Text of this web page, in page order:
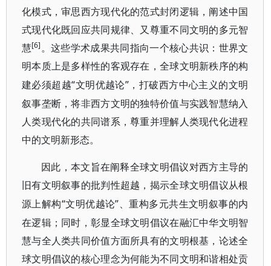
化模式，审思西方现代化的范式封闭逻辑，阐述中国
式现代化既回应共同规律、又尊重不同文明的多元智
慧[6] 。这些学术成果共同指向一个核心共识：世界文
明本质上是多样性的客观存在，全球文明新秩序的构
建必须超越“文明优越论”，打破西方中心主义的文明
叙事垄断，将非西方文明的独特价值与实践智慧纳入
人类现代化的共同谱系，尊重并理解人类现代化进程
中的文明新形态。
因此，本文旨在阐释全球文明倡议对西方主导的
旧有文明叙事的批判性超越，揭示全球文明倡议从根
源上解构“文明优越论”、重构多元共生文明叙事的内
在逻辑；同时，彰显全球文明倡议在融汇中华文明智
慧与全人类共同价值方面所具有的文明根基，论述全
球文明倡议的核心理念为何能为不同文明和谐相处贡